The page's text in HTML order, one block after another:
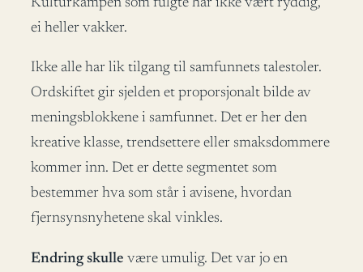
Kulturkampen som fulgte har ikke vært ryddig,
ei heller vakker.
Ikke alle har lik tilgang til samfunnets talestoler.
Ordskiftet gir sjelden et proporsjonalt bilde av
meningsblokkene i samfunnet. Det er her den
kreative klasse, trendsettere eller smaksdommere
kommer inn. Det er dette segmentet som
bestemmer hva som står i avisene, hvordan
fjernsynsnyhetene skal vinkles.
Endring skulle være umulig. Det var jo en